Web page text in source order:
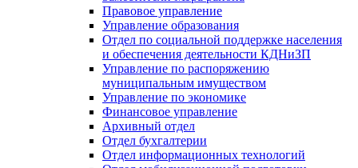
Правовое управление
Управление образования
Отдел по социальной поддержке населения
и обеспечения деятельности КДНиЗП
Управление по распоряжению
муниципальным имуществом
Управление по экономике
Финансовое управление
Архивный отдел
Отдел бухгалтерии
Отдел информационных технологий